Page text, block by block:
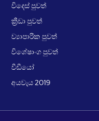
විදෙස් පුවත්
ක්‍රීඩා පුවත්
ව්‍යාපාරික පුවත්
විශේෂාංග පුවත්
වීඩීයෝ
අයවැය 2019